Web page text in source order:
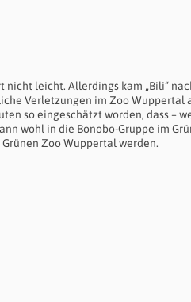
nicht leicht. Allerdings kam „Bili“
Verletzungen im Zoo Wuppertal
so eingeschätzt worden, dass –
wohl in die Bonobo-Gruppe im
Zoo Wuppertal werden.